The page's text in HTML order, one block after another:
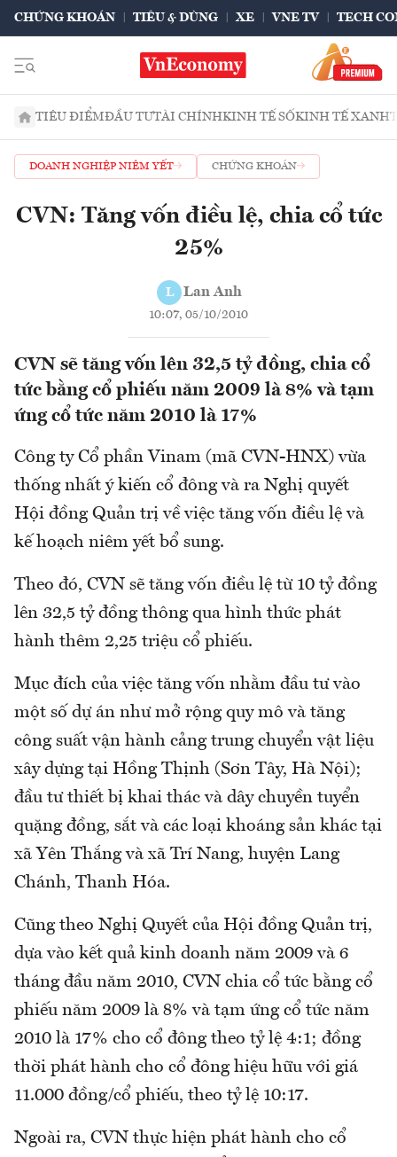
CHỨNG KHOÁN TIÊU & DÙNG XE VNE TV TECH
TIÊU ĐIỂMĐẦU TƯTÀI CHÍNHKINH TẾ SỐKINH TẾ XANH
DOANH NGHIỆP NIÊM YẾT CHỨNG KHOÁN
CVN: Tăng vốn điều lệ, chia cổ tức
25%
L Lan Anh
10:07, 05/10/2010
CVN sẽ tăng vốn lên 32,5 tỷ đồng, chia cổ
tức bằng cổ phiếu năm 2009 là 8% và tạm
ứng cổ tức năm 2010 là 17%
Công ty Cổ phần Vinam (mã CVN-HNX) vừa
thống nhất ý kiến cổ đông và ra Nghị quyết
Hội đồng Quản trị về việc tăng vốn điều lệ và
kế hoạch niêm yết bổ sung.
Theo đó, CVN sẽ tăng vốn điều lệ từ 10 tỷ đồng
lên 32,5 tỷ đồng thông qua hình thức phát
hành thêm 2,25 triệu cổ phiếu.
Mục đích của việc tăng vốn nhằm đầu tư vào
một số dự án như mở rộng quy mô và tăng
công suất vận hành cảng trung chuyển vật liệu
xây dựng tại Hồng Thịnh (Sơn Tây, Hà Nội);
đầu tư thiết bị khai thác và dây chuyền tuyển
quặng đồng, sắt và các loại khoáng sản khác tại
xã Yên Thắng và xã Trí Nang, huyện Lang
Chánh, Thanh Hóa.
Cũng theo Nghị Quyết của Hội đồng Quản trị,
dựa vào kết quả kinh doanh năm 2009 và 6
tháng đầu năm 2010, CVN chia cổ tức bằng cổ
phiếu năm 2009 là 8% và tạm ứng cổ tức năm
2010 là 17% cho cổ đông theo tỷ lệ 4:1; đồng
thời phát hành cho cổ đông hiệu hữu với giá
11.000 đồng/cổ phiếu, theo tỷ lệ 10:17.
Ngoài ra, CVN thực hiện phát hành cho cổ